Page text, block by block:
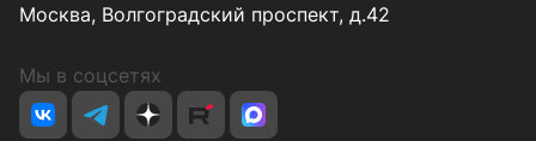
Москва, Волгоградский проспект, д.42
Мы в соцсетях